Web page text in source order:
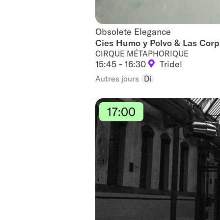
Obsolete Elegance
Obsolete Elegance
Cies Humo y Polvo & Las
CIRQUE MÉTAPHORIQUE
15:45 - 16:30 Tridel
Autres jours Di
17:00